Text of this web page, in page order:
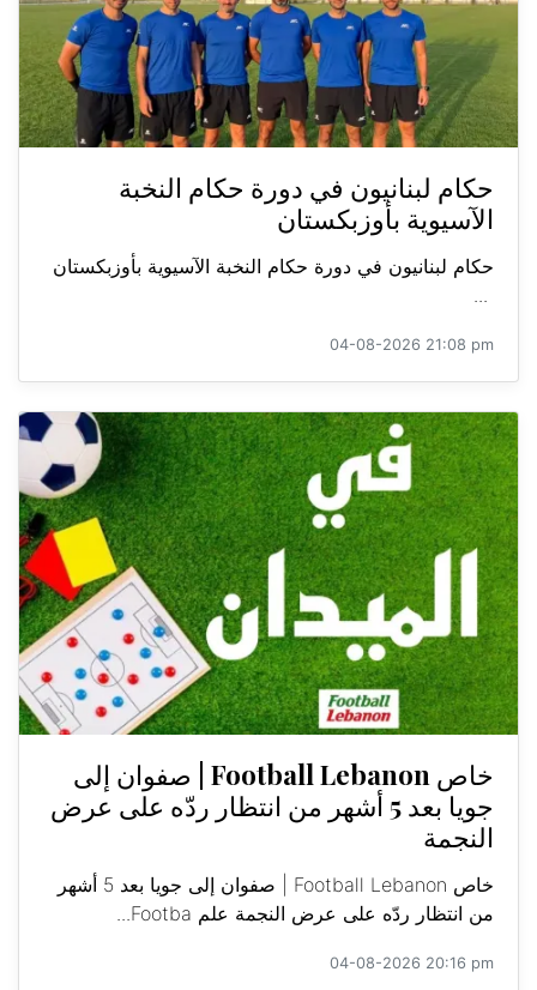
حكام لبنانيون في دورة حكام النخبة
الآسيوية بأوزبكستان
حكام لبنانيون في دورة حكام النخبة الآسيوية بأوزبكستان
...
04-08-2026 21:08 pm
خاص Football Lebanon | صفوان إلى
جويا بعد 5 أشهر من انتظار ردّه على عرض
النجمة
خاص Football Lebanon | صفوان إلى جويا بعد 5 أشهر
من انتظار ردّه على عرض النجمة علم Footba...
04-08-2026 20:16 pm